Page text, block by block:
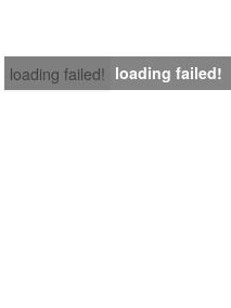
loading failed! loading failed!